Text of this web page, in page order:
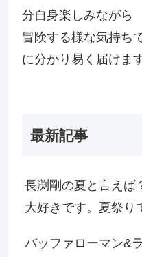
分自身楽しみながら
冒険する様な気持ち
に分かり易く届けます
最新記事
長渕剛の夏と言えば
大好きです。夏祭り
バッファローマン&